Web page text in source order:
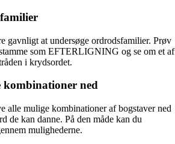
gavnligt at undersøge ordrodsfamilier. Prøv
som EFTERLIGNING og se om et af
i krydsordet.
kombinationer ned
alle mulige kombinationer af bogstaver ned
de kan danne. På den måde kan du
mulighederne.